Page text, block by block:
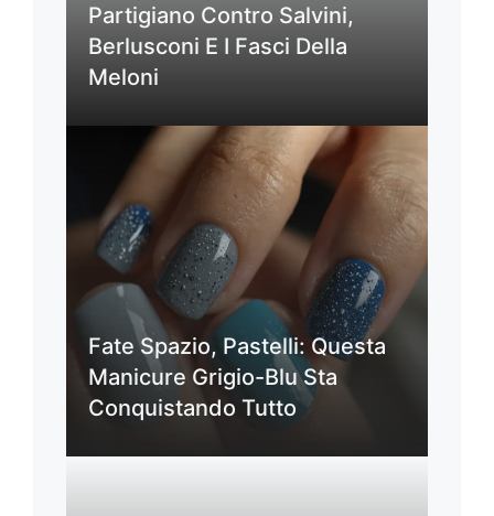
Partigiano Contro Salvini,
Berlusconi E I Fasci Della
Meloni
Fate Spazio, Pastelli: Questa
Manicure Grigio-Blu Sta
Conquistando Tutto